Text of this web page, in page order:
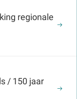
regionale
/ 150 jaar